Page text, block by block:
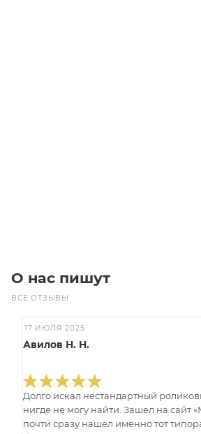
О нас пишут
ВСЕ ОТЗЫВЫ
17 ИЮЛЯ 2025
Авилов Н. Н.
Долго искал нестандартный
нигде не могу найти. Зашел на сайт
почти сразу нашел именно тот